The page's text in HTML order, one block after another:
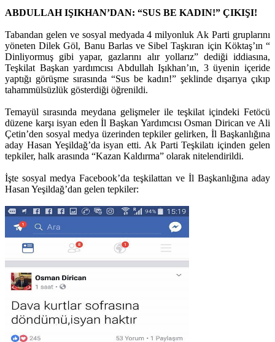
ABDULLAH IŞIKHAN’DAN: “SUS BE KADIN!” ÇIKIŞI!
Tabandan gelen ve sosyal medyada 4 milyonluk Ak Parti gruplarını
yöneten Dilek Göl, Banu Barlas ve Sibel Taşkıran için Köktaş’ın “
Dinliyormuş gibi yapar, gazlarını alır yollarız” dediği iddiasına,
Teşkilat Başkan yardımcısı Abdullah Işıkhan’ın, 3 üyenin içeride
yaptığı görüşme sırasında “Sus be kadın!” şeklinde dışarıya çıkıp
tahammülsüzlük gösterdiği öğrenildi.
Temayül sırasında meydana gelişmeler ile teşkilat içindeki Fetöcü
düzene karşı isyan eden İl Başkan Yardımcısı Osman Dirican ve Ali
Çetin’den sosyal medya üzerinden tepkiler gelirken, İl Başkanlığına
aday Hasan Yeşildağ’da isyan etti. Ak Parti Teşkilatı içinden gelen
tepkiler, halk arasında “Kazan Kaldırma” olarak nitelendirildi.
İşte sosyal medya Facebook’da teşkilattan ve İl Başkanlığına aday
Hasan Yeşildağ’dan gelen tepkiler: